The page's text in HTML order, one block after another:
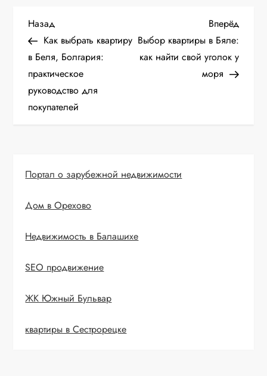
Н
а
в
и
а
ц
и
п
о
з
Предыдущая
запись
Назад
Как выбрать квартиру
в Беля, Болгария:
практическое
руководство для
покупателей
запись
Вперёд
Выбор квартиры в Бяле:
как найти свой уголок у
моря
Портал о зарубежной недвижимости
Дом в Орехово
Недвижимость в Балашихе
SEO продвижение
ЖК Южный Бульвар
квартиры в Сестрорецке